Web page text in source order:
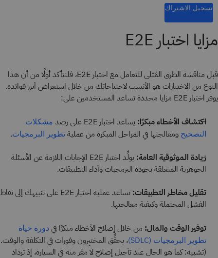
تسجيل الاشتراك
مزايا اختبار E2E
قبل مناقشة الطرق المُثلى للتعامل مع اختبار E2E، فلنتأكد أولًا من أن هذا
النوع من الاختبارات هو الأنسب لاحتياجاتك من خلال استعراض أبرز فوائده.
يوفر اختبار E2E مزايا محددة تساعد المستخدمين على:
اكتشاف الأخطاء مبكرًا: يساعد اختبار E2E على رصد
مشكلات
التصحيح ومعالجتها في المراحل المبكرة من عملية تطوير البرمجيات.
زيادة الموثوقية العامة:
يولِّد اختبار E2E الإجابات اللازمة عن الأسئلة
الجوهرية المتعلقة بجودة البرمجيات وأداء التطبيقات.
تقليل مخاطر التطبيقات:
تساعد عملية اختبار E2E على تنبيهك إلى نقاط
الفشل المحتملة وكيفية معالجتها.
توفير الوقت والمال: من خلال إصلاح الأخطاء مبكرًا في دورة حياة
تطوير البرمجيات (SDLC)
، يحقِّق المختبِرون وفورات في التكلفة والوقت.
(تشبيه: كما هو الحال عند تأجيل إصلاح لا مفر منه في السيارة، إذ تزداد